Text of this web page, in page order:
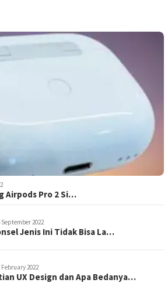
Airpods Pro 2 Si…
September 2022
Jenis Ini Tidak Bisa La…
February 2022
UX Design dan Apa Bedanya…